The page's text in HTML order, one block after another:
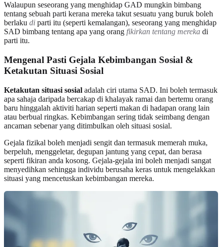
Walaupun seseorang yang menghidap GAD mungkin bimbang
tentang sebuah parti kerana mereka takut sesuatu yang buruk boleh
berlaku di parti itu (seperti kemalangan), seseorang yang menghidap
SAD bimbang tentang apa yang orang fikirkan tentang mereka di
parti itu.
Mengenal Pasti Gejala Kebimbangan Sosial &
Ketakutan Situasi Sosial
Ketakutan situasi sosial adalah ciri utama SAD. Ini boleh termasuk
apa sahaja daripada bercakap di khalayak ramai dan bertemu orang
baru hinggalah aktiviti harian seperti makan di hadapan orang lain
atau berbual ringkas. Kebimbangan sering tidak seimbang dengan
ancaman sebenar yang ditimbulkan oleh situasi sosial.
Gejala fizikal boleh menjadi sengit dan termasuk memerah muka,
berpeluh, menggeletar, degupan jantung yang cepat, dan berasa
seperti fikiran anda kosong. Gejala-gejala ini boleh menjadi sangat
menyedihkan sehingga individu berusaha keras untuk mengelakkan
situasi yang mencetuskan kebimbangan mereka.